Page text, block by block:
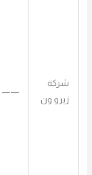
شركة
زيرو ون
——